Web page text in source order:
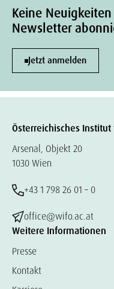
Keine
Newsletter
Jetzt anmelden
Österreichisches
Arsenal, Objekt 20
1030 Wien
+43 1 798 26 01 – 0
office@wifo.ac.at
Weitere Informationen
Presse
Kontakt